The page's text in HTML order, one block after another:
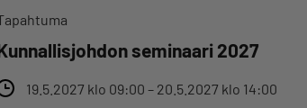
seminaari 2027
19.5.2027 klo 09:00 – 20.5.2027 klo 14:00